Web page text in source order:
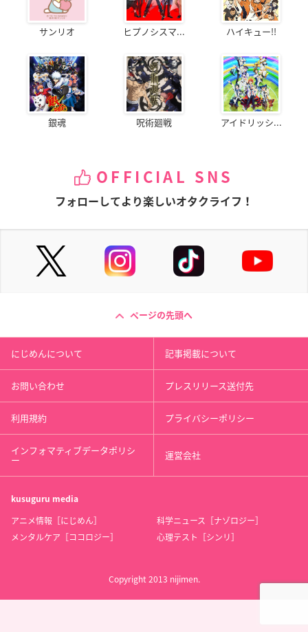
サンリオ ヒプノシスマ... ハイキュー!!
銀魂 呪術廻戦 アイドリッシ...
OFFICIAL SNS
フォローしてより楽しいオタクライフ！
ページの先頭へ
にじめんについて 記事掲載について
お問い合わせ プレスリリース送付先
利用規約 プライバシーポリシー
インフォマティブデータポリシ
ー 運営会社
kusuguru media
アニメ情報［にじめん］
科学ニュース［ナゾロジー］
メンタルケア［ココロジー］
心理テスト［シンリ］
Copyright 2013 nijimen.